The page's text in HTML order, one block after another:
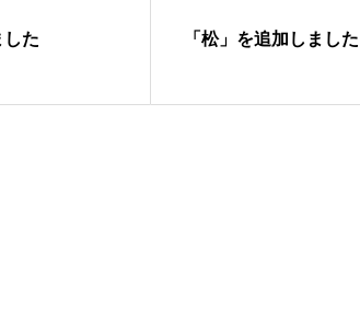
した 「松」を追加しました